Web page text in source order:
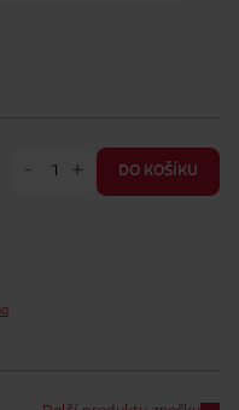
- + DO KOŠÍKU